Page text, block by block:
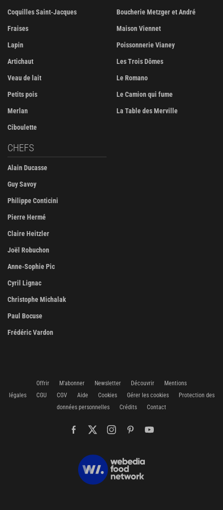
Coquilles Saint-Jacques
Fraises
Lapin
Artichaut
Veau de lait
Petits pois
Merlan
Ciboulette
Boucherie Metzger et André
Maison Viennet
Poissonnerie Vianey
Les Trois Dômes
Le Romano
Le Camion qui fume
La Table des Merville
CHEFS
Alain Ducasse
Guy Savoy
Philippe Conticini
Pierre Hermé
Claire Heitzler
Joël Robuchon
Anne-Sophie Pic
Cyril Lignac
Christophe Michalak
Paul Bocuse
Frédéric Vardon
Offrir M'abonner Newsletter Découvrir
Mentions
légales
CGU CGV Aide Cookies Gérer les cookies
Protection des
données personnelles
Crédits Contact